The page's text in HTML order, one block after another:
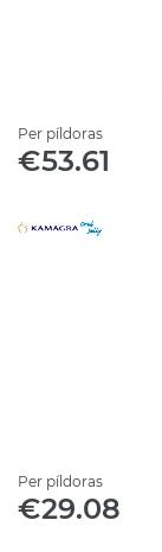
Per píldoras
€53.61
Per píldoras
€29.08